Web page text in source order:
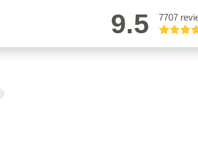
9.5 7707